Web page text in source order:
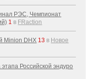
РЭС, Чемпионат
1 в FRaction
Minion DHX 13 в Новое
этапа Российской эндуро